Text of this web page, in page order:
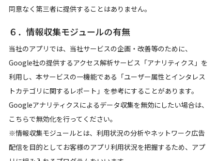
同意なく第三者に提供することはありません。
６．情報収集モジュールの有無
当社のアプリでは、当社サービスの企画・改善等のために、
Google社の提供するアクセス解析サービス「アナリティクス」を
利用し、本サービスの一機能である「ユーザー属性とインタレス
トカテゴリに関するレポート」を参考にすることがあります。
Googleアナリティクスによるデータ収集を無効にしたい場合は、
こちらで無効化を行ってください。
※情報収集モジュールとは、利用状況の分析やネットワーク広告
配信を目的としてお客様のアプリ利用状況を把握するため、アプ